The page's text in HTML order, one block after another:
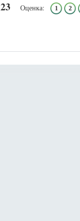
23 Оценка: 1 2